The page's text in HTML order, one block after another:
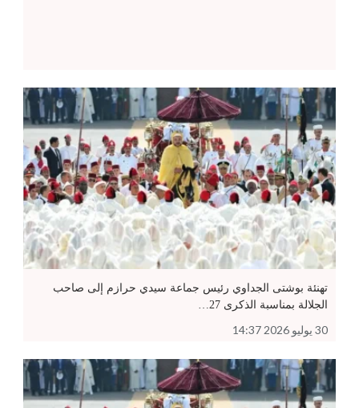
تهنئة بوشتى الجداوي رئيس جماعة سيدي حرازم إلى صاحب
الجلالة بمناسبة الذكرى 27…
30 يوليو 2026 14:37